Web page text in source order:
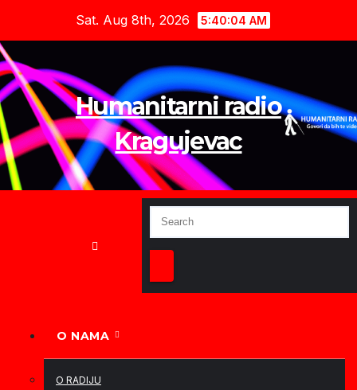
content
Sat. Aug 8th, 2026 5:40:05 AM
Humanitarni radio
Kragujevac
O NAMA
O RADIJU